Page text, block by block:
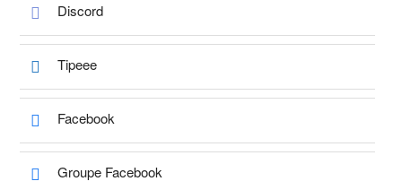
Discord
Tipeee
Facebook
Groupe Facebook